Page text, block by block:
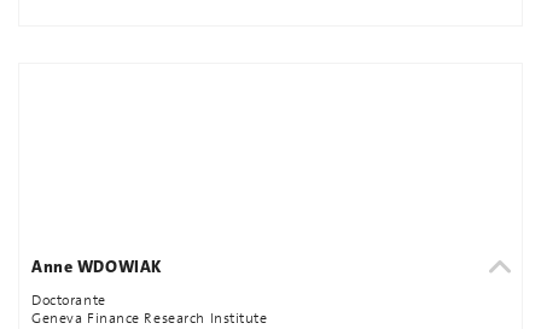
Anne WDOWIAK
Doctorante
Geneva Finance Research Institute